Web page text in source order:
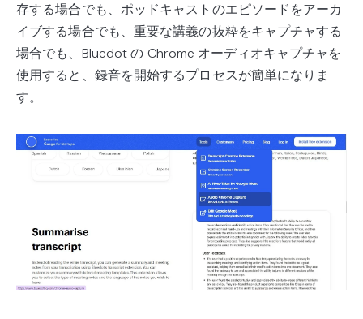
存する場合でも、ポッドキャストのエピソードをアーカ
イブする場合でも、重要な講義の抜粋をキャプチャする
場合でも、Bluedot の Chrome オーディオキャプチャを
使用すると、録音を開始するプロセスが簡単になりま
す。